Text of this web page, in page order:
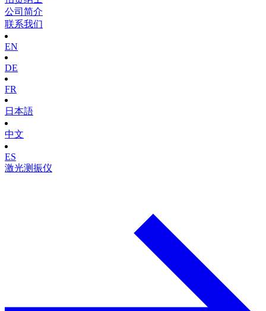
公司简介
联系我们
EN
DE
FR
日本語
中文
ES
激光测振仪